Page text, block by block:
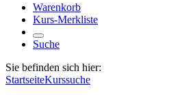
Warenkorb
Kurs-Merkliste
Suche
Sie befinden sich hier:
StartseiteKurssuche